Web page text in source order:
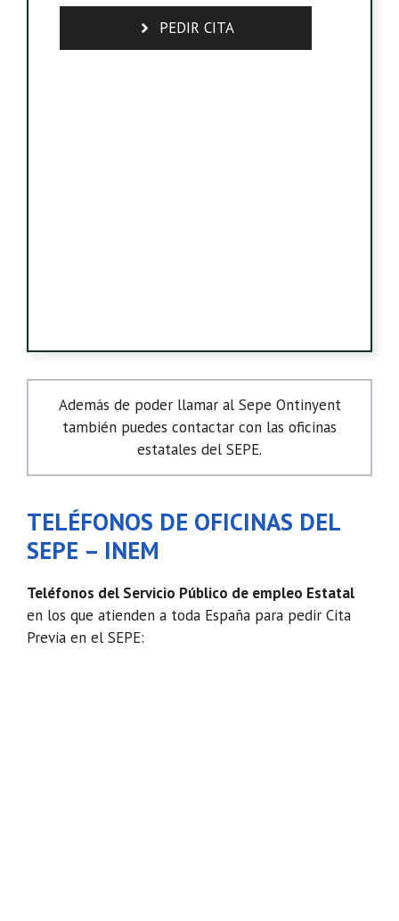
PEDIR CITA
Además de poder llamar al Sepe Ontinyent
también puedes contactar con las oficinas
estatales del SEPE.
TELÉFONOS DE OFICINAS DEL
SEPE – INEM
Teléfonos del Servicio Público de empleo Estatal
en los que atienden a toda España para pedir Cita
Previa en el SEPE: